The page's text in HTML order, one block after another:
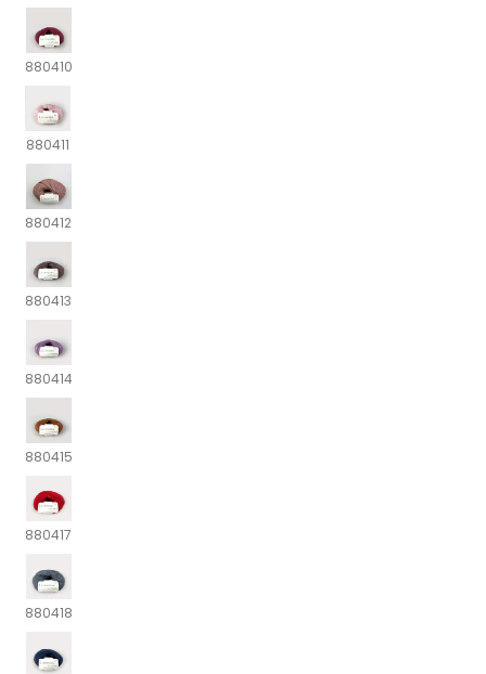
880410
880411
880412
880413
880414
880415
880417
880418